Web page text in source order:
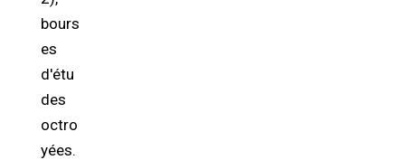
bours
es
d'étu
des
octro
yées.